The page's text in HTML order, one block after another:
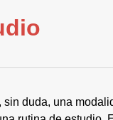
sin duda, una